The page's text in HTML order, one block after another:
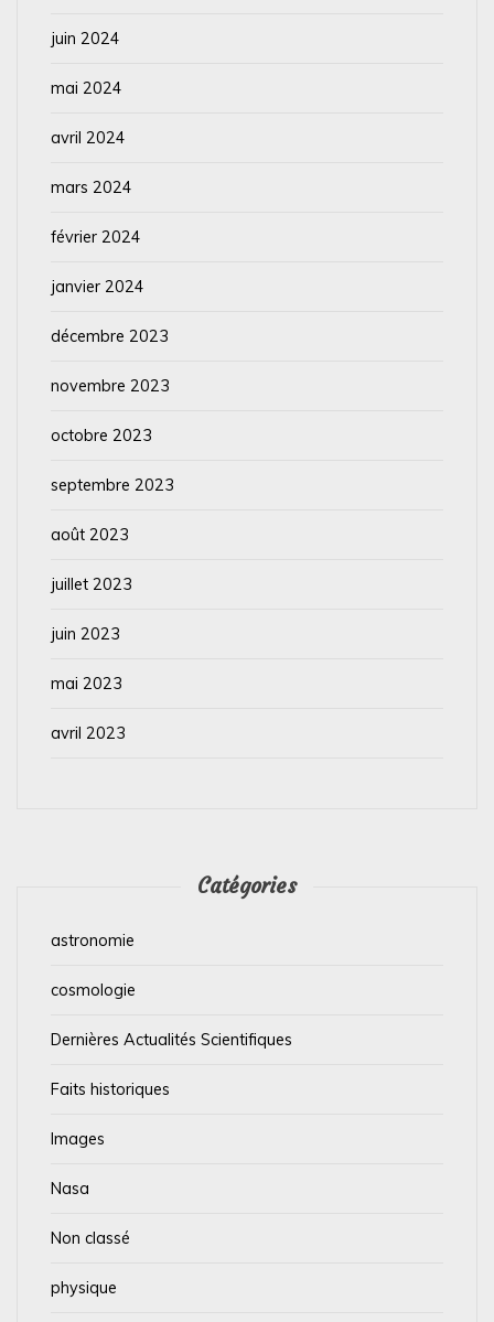
juin 2024
mai 2024
avril 2024
mars 2024
février 2024
janvier 2024
décembre 2023
novembre 2023
octobre 2023
septembre 2023
août 2023
juillet 2023
juin 2023
mai 2023
avril 2023
Catégories
astronomie
cosmologie
Dernières Actualités Scientifiques
Faits historiques
Images
Nasa
Non classé
physique